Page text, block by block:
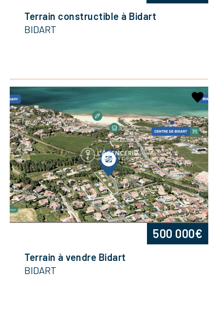
Terrain constructible à Bidart
BIDART
Terrain à vendre Bidart
BIDART
500 000€